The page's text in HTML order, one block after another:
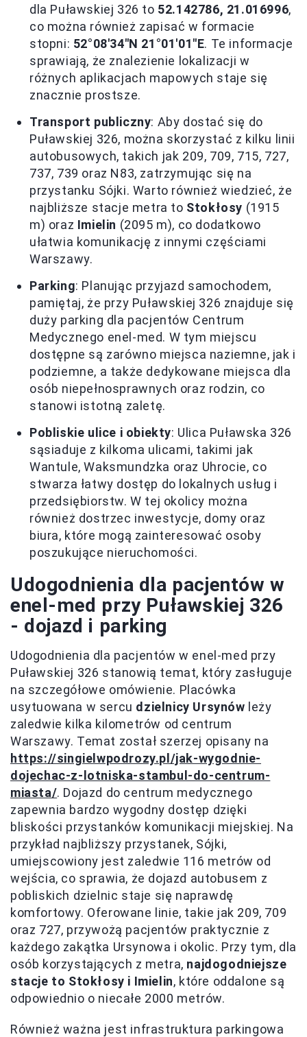
dla Puławskiej 326 to 52.142786, 21.016996,
co można również zapisać w formacie
stopni: 52°08'34"N 21°01'01"E. Te informacje
sprawiają, że znalezienie lokalizacji w
różnych aplikacjach mapowych staje się
znacznie prostsze.
Transport publiczny: Aby dostać się do
Puławskiej 326, można skorzystać z kilku linii
autobusowych, takich jak 209, 709, 715, 727,
737, 739 oraz N83, zatrzymując się na
przystanku Sójki. Warto również wiedzieć, że
najbliższe stacje metra to Stokłosy (1915
m) oraz Imielin (2095 m), co dodatkowo
ułatwia komunikację z innymi częściami
Warszawy.
Parking: Planując przyjazd samochodem,
pamiętaj, że przy Puławskiej 326 znajduje się
duży parking dla pacjentów Centrum
Medycznego enel-med. W tym miejscu
dostępne są zarówno miejsca naziemne, jak i
podziemne, a także dedykowane miejsca dla
osób niepełnosprawnych oraz rodzin, co
stanowi istotną zaletę.
Pobliskie ulice i obiekty: Ulica Puławska 326
sąsiaduje z kilkoma ulicami, takimi jak
Wantule, Waksmundzka oraz Uhrocie, co
stwarza łatwy dostęp do lokalnych usług i
przedsiębiorstw. W tej okolicy można
również dostrzec inwestycje, domy oraz
biura, które mogą zainteresować osoby
poszukujące nieruchomości.
Udogodnienia dla pacjentów w
enel-med przy Puławskiej 326
- dojazd i parking
Udogodnienia dla pacjentów w enel-med przy
Puławskiej 326 stanowią temat, który zasługuje
na szczegółowe omówienie. Placówka
usytuowana w sercu dzielnicy Ursynów leży
zaledwie kilka kilometrów od centrum
Warszawy. Temat został szerzej opisany na
https://singielwpodrozy.pl/jak-wygodnie-
dojechac-z-lotniska-stambul-do-centrum-
miasta/. Dojazd do centrum medycznego
zapewnia bardzo wygodny dostęp dzięki
bliskości przystanków komunikacji miejskiej. Na
przykład najbliższy przystanek, Sójki,
umiejscowiony jest zaledwie 116 metrów od
wejścia, co sprawia, że dojazd autobusem z
pobliskich dzielnic staje się naprawdę
komfortowy. Oferowane linie, takie jak 209, 709
oraz 727, przywożą pacjentów praktycznie z
każdego zakątka Ursynowa i okolic. Przy tym, dla
osób korzystających z metra, najdogodniejsze
stacje to Stokłosy i Imielin, które oddalone są
odpowiednio o niecałe 2000 metrów.
Również ważna jest infrastruktura parkingowa